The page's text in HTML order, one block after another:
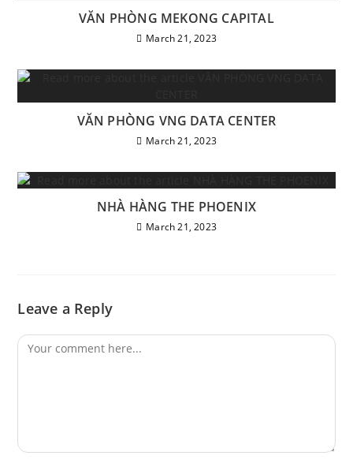
VĂN PHÒNG MEKONG CAPITAL
March 21, 2023
VĂN PHÒNG VNG DATA CENTER
March 21, 2023
NHÀ HÀNG THE PHOENIX
March 21, 2023
Leave a Reply